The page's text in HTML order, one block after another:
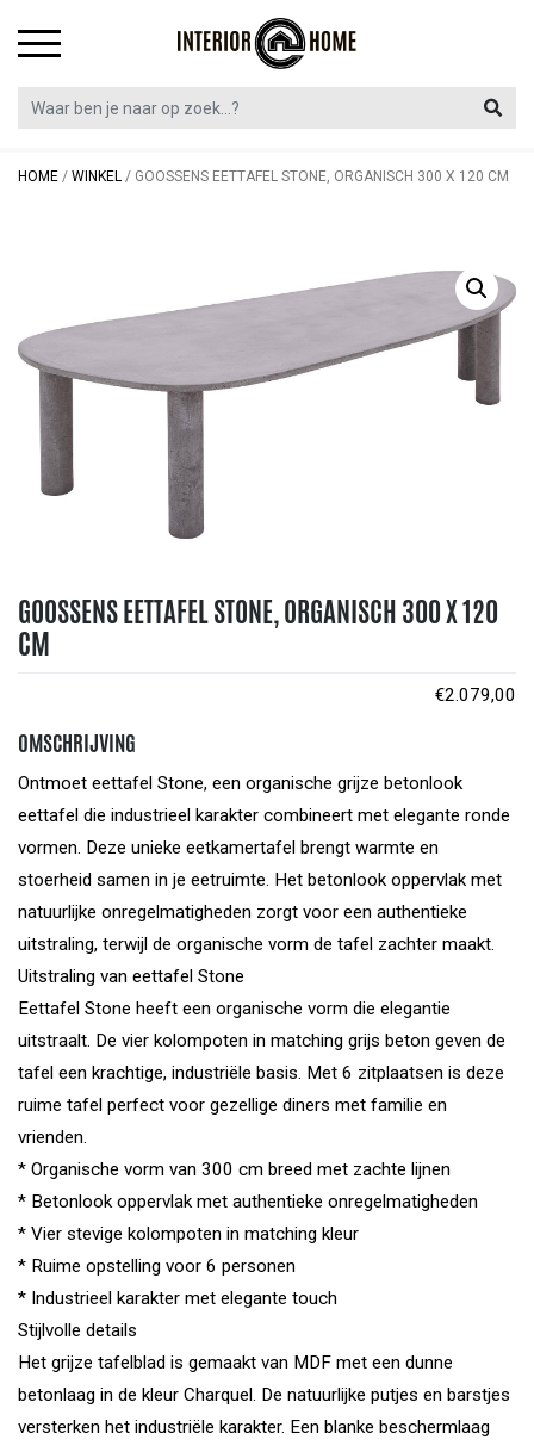
HOME / WINKEL / GOOSSENS EETTAFEL STONE, ORGANISCH 300 X 120 CM
GOOSSENS EETTAFEL STONE, ORGANISCH 300 X 120
CM
€2.079,00
OMSCHRIJVING
Ontmoet eettafel Stone, een organische grijze betonlook
eettafel die industrieel karakter combineert met elegante ronde
vormen. Deze unieke eetkamertafel brengt warmte en
stoerheid samen in je eetruimte. Het betonlook oppervlak met
natuurlijke onregelmatigheden zorgt voor een authentieke
uitstraling, terwijl de organische vorm de tafel zachter maakt.
Uitstraling van eettafel Stone
Eettafel Stone heeft een organische vorm die elegantie
uitstraalt. De vier kolompoten in matching grijs beton geven de
tafel een krachtige, industriële basis. Met 6 zitplaatsen is deze
ruime tafel perfect voor gezellige diners met familie en
vrienden.
* Organische vorm van 300 cm breed met zachte lijnen
* Betonlook oppervlak met authentieke onregelmatigheden
* Vier stevige kolompoten in matching kleur
* Ruime opstelling voor 6 personen
* Industrieel karakter met elegante touch
Stijlvolle details
Het grijze tafelblad is gemaakt van MDF met een dunne
betonlaag in de kleur Charquel. De natuurlijke putjes en barstjes
versterken het industriële karakter. Een blanke beschermlaag